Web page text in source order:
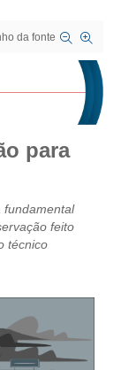
da fonte
para
fundamental
feito
técnico